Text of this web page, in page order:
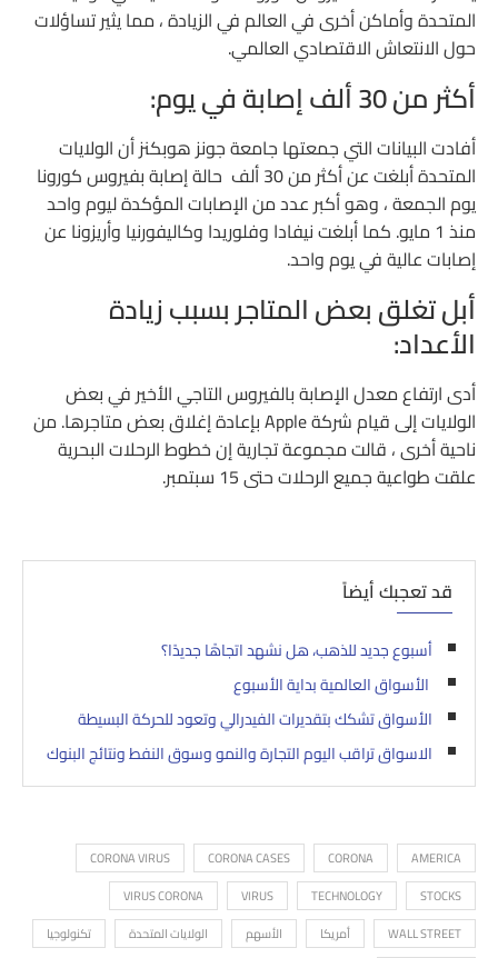
المتحدة وأماكن أخرى في العالم في الزيادة ، مما يثير تساؤلات
حول الانتعاش الاقتصادي العالمي.
أكثر من 30 ألف إصابة في يوم:
أفادت البيانات التي جمعتها جامعة جونز هوبكنز أن الولايات
المتحدة أبلغت عن أكثر من 30 ألف حالة إصابة بفيروس كورونا
يوم الجمعة ، وهو أكبر عدد من الإصابات المؤكدة ليوم واحد
منذ 1 مايو. كما أبلغت نيفادا وفلوريدا وكاليفورنيا وأريزونا عن
إصابات عالية في يوم واحد.
أبل تغلق بعض المتاجر بسبب زيادة
الأعداد:
أدى ارتفاع معدل الإصابة بالفيروس التاجي الأخير في بعض
الولايات إلى قيام شركة Apple بإعادة إغلاق بعض متاجرها. من
ناحية أخرى ، قالت مجموعة تجارية إن خطوط الرحلات البحرية
علقت طواعية جميع الرحلات حتى 15 سبتمبر.
قد تعجبك أيضاً
أسبوع جديد للذهب، هل نشهد اتجاهًا جديدًا؟
الأسواق العالمية بداية الأسبوع
الأسواق تشكك بتقديرات الفيدرالي وتعود للحركة البسيطة
الاسواق تراقب اليوم التجارة والنمو وسوق النفط ونتائج البنوك
AMERICA
CORONA
CORONA CASES
CORONA VIRUS
STOCKS
TECHNOLOGY
VIRUS
VIRUS CORONA
WALL STREET
أمريكا الأسهم الولايات المتحدة
تكنولوجيا